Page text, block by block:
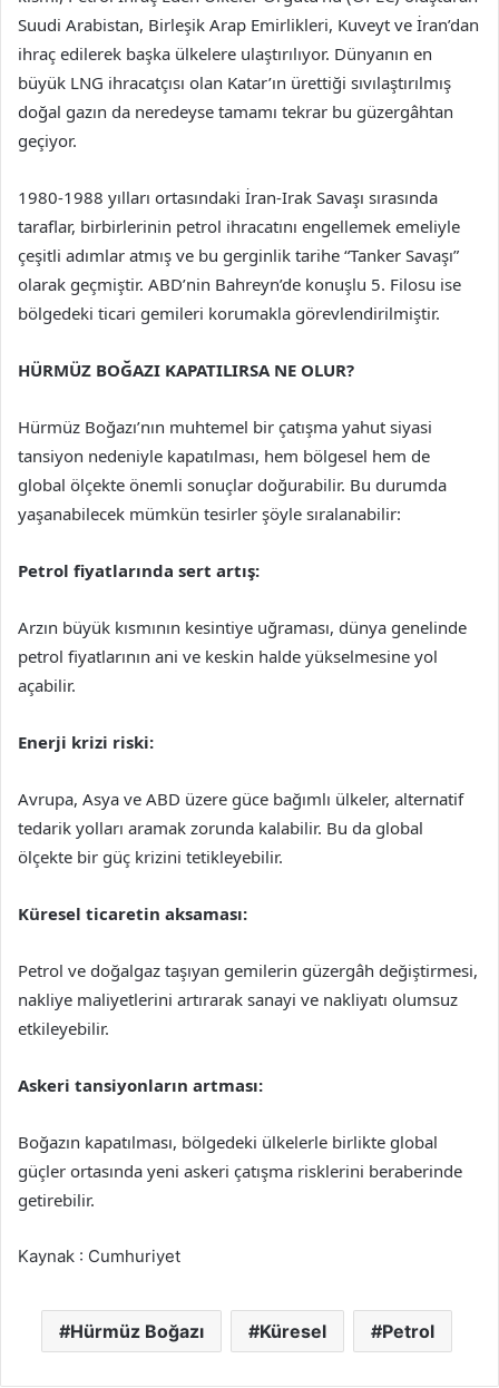
Suudi Arabistan, Birleşik Arap Emirlikleri, Kuveyt ve İran’dan
ihraç edilerek başka ülkelere ulaştırılıyor. Dünyanın en
büyük LNG ihracatçısı olan Katar’ın ürettiği sıvılaştırılmış
doğal gazın da neredeyse tamamı tekrar bu güzergâhtan
geçiyor.
1980-1988 yılları ortasındaki İran-Irak Savaşı sırasında
taraflar, birbirlerinin petrol ihracatını engellemek emeliyle
çeşitli adımlar atmış ve bu gerginlik tarihe “Tanker Savaşı”
olarak geçmiştir. ABD’nin Bahreyn’de konuşlu 5. Filosu ise
bölgedeki ticari gemileri korumakla görevlendirilmiştir.
HÜRMÜZ BOĞAZI KAPATILIRSA NE OLUR?
Hürmüz Boğazı’nın muhtemel bir çatışma yahut siyasi
tansiyon nedeniyle kapatılması, hem bölgesel hem de
global ölçekte önemli sonuçlar doğurabilir. Bu durumda
yaşanabilecek mümkün tesirler şöyle sıralanabilir:
Petrol fiyatlarında sert artış:
Arzın büyük kısmının kesintiye uğraması, dünya genelinde
petrol fiyatlarının ani ve keskin halde yükselmesine yol
açabilir.
Enerji krizi riski:
Avrupa, Asya ve ABD üzere güce bağımlı ülkeler, alternatif
tedarik yolları aramak zorunda kalabilir. Bu da global
ölçekte bir güç krizini tetikleyebilir.
Küresel ticaretin aksaması:
Petrol ve doğalgaz taşıyan gemilerin güzergâh değiştirmesi,
nakliye maliyetlerini artırarak sanayi ve nakliyatı olumsuz
etkileyebilir.
Askeri tansiyonların artması:
Boğazın kapatılması, bölgedeki ülkelerle birlikte global
güçler ortasında yeni askeri çatışma risklerini beraberinde
getirebilir.
Kaynak : Cumhuriyet
Hürmüz Boğazı Küresel Petrol